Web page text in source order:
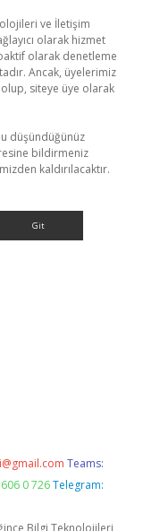
ve İletişim
olarak hizmet
olarak denetleme
Ancak, üyelerimiz
siteye üye olarak
düşündüğünüz
bildirmeniz
kaldırılacaktır.
Teams:
0 726 Telegram:
Bilgi Teknolojileri